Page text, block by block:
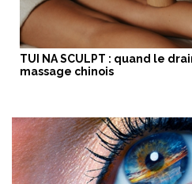
TUI NA SCULPT : quand le
massage chinois